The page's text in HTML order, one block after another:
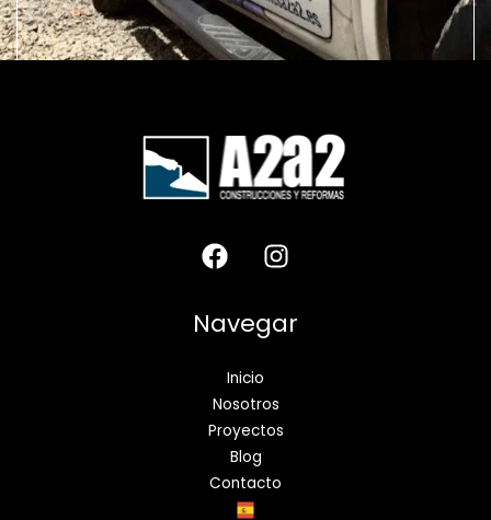
Navegar
Inicio
Nosotros
Proyectos
Blog
Contacto